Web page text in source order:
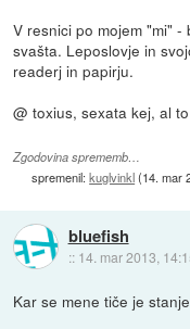
V resnici po mojem "mi"
svašta. Leposlovje in
readerj in papirju.
@ toxius, sexata kej, al
Zgodovina sprememb…
spremenil:kuglvinkl(14. mar
bluefish
:: 14. mar 2013,
Kar se mene tiče je